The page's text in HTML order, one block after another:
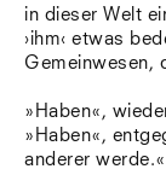
in dieser Welt
›ihm‹ etwas
Gemeinwesen,
»Haben«,
»Haben«,
anderer werde.«